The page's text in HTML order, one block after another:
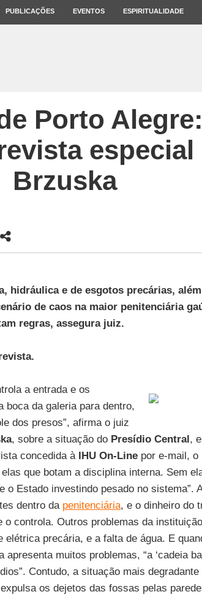
PUBLICAÇÕES EVENTOS ESPIRITUALIDADE
Porto
Brzuska
hidráulica e de esgotos precárias,
de caos na maior penitenciária
regras, assegura juiz.
a entrada e os
boca da galeria para dentro,
dos presos”, afirma o juiz
, sobre a situação do Presídio Central,
concedida à IHU On-Linepor e-mail, o
que botam a disciplina interna. Sem
o Estado investindo pesado no sistema”.
dentro da penitenciária, e o dinheiro do
o controla. Outros problemas da
elétrica precária, e a falta de água. E
apresenta muitos problemas, “a ‘cadeia
Contudo, a situação mais
os dejetos das fossas pelas